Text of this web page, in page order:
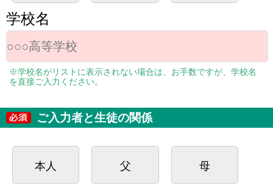
学校名
※学校名がリストに表示されない場合は、お手数ですが、学校名
を直接ご入力ください。
ご入力者と生徒の関係
本人 父 母